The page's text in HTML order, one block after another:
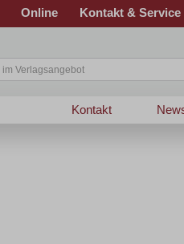
Online Kontakt & Service
Kontakt